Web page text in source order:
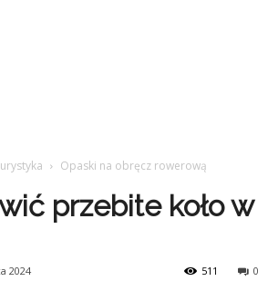
Opaski na obręcz rowerową
przebite koło w
2024 0
511